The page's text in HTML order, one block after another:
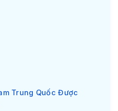
Trung Quốc Được